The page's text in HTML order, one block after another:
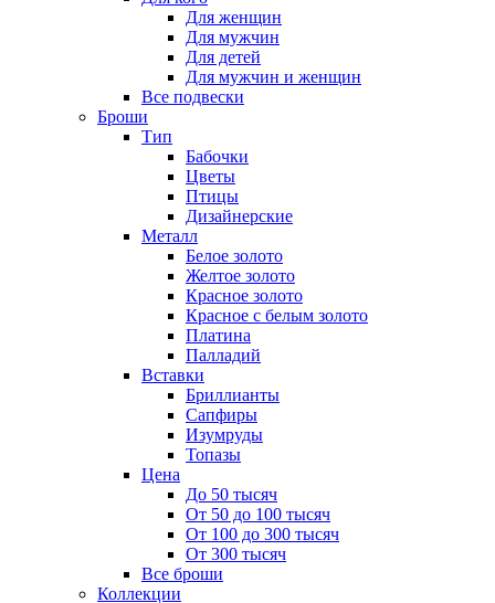
Для женщин
Для мужчин
Для детей
Для мужчин и женщин
Все подвески
Броши
Тип
Бабочки
Цветы
Птицы
Дизайнерские
Металл
Белое золото
Желтое золото
Красное золото
Красное с белым золото
Платина
Палладий
Вставки
Бриллианты
Сапфиры
Изумруды
Топазы
Цена
До 50 тысяч
От 50 до 100 тысяч
От 100 до 300 тысяч
От 300 тысяч
Все броши
Коллекции